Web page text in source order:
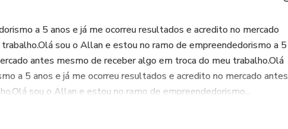
a 5 anos e já me ocorreu resultados e acredito no mercado
sou o Allan e estou no ramo de empreendedorismo a 5
antes mesmo de receber algo em troca do meu trabalho.Olá
a 5 anos e já me ocorreu resultados e acredito no mercado antes
sou o Allan e estou no ramo de empreendedorismo...